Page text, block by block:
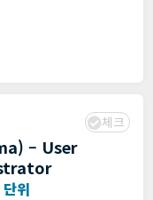
체크
– User
위